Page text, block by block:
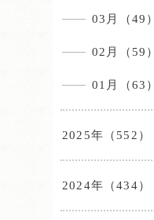
03月（49）
02月（59）
01月（63）
2025年（552）
2024年（434）